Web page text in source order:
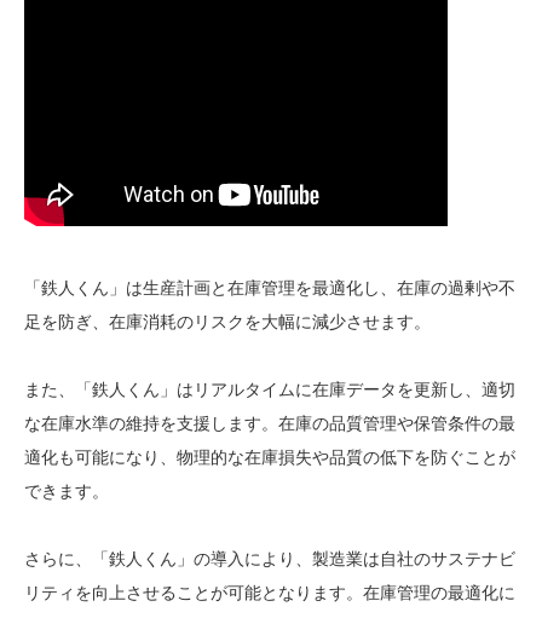
「鉄人くん」は生産計画と在庫管理を最適化し、在庫の過剰や不
足を防ぎ、在庫消耗のリスクを大幅に減少させます。
また、「鉄人くん」はリアルタイムに在庫データを更新し、適切
な在庫水準の維持を支援します。在庫の品質管理や保管条件の最
適化も可能になり、物理的な在庫損失や品質の低下を防ぐことが
できます。
さらに、「鉄人くん」の導入により、製造業は自社のサステナビ
リティを向上させることが可能となります。在庫管理の最適化に